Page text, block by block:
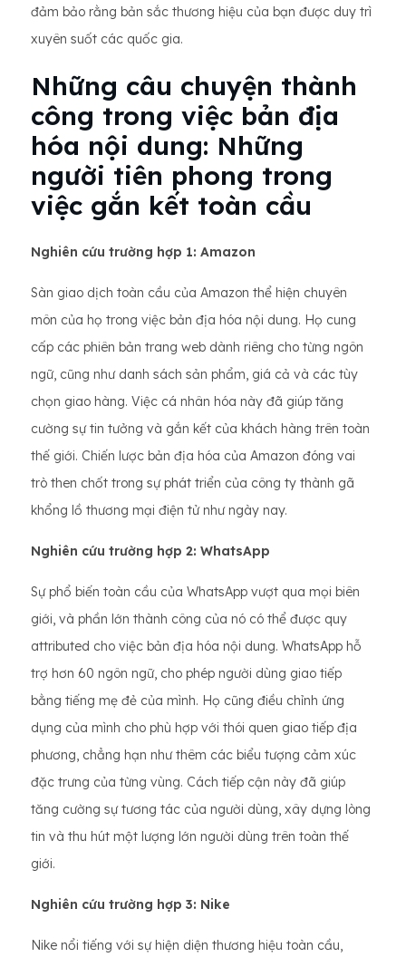
đảm bảo rằng bản sắc thương hiệu của bạn được duy trì
xuyên suốt các quốc gia.
Những câu chuyện thành
công trong việc bản địa
hóa nội dung: Những
người tiên phong trong
việc gắn kết toàn cầu
Nghiên cứu trường hợp 1: Amazon
Sàn giao dịch toàn cầu của Amazon thể hiện chuyên
môn của họ trong việc bản địa hóa nội dung. Họ cung
cấp các phiên bản trang web dành riêng cho từng ngôn
ngữ, cũng như danh sách sản phẩm, giá cả và các tùy
chọn giao hàng. Việc cá nhân hóa này đã giúp tăng
cường sự tin tưởng và gắn kết của khách hàng trên toàn
thế giới. Chiến lược bản địa hóa của Amazon đóng vai
trò then chốt trong sự phát triển của công ty thành gã
khổng lồ thương mại điện tử như ngày nay.
Nghiên cứu trường hợp 2: WhatsApp
Sự phổ biến toàn cầu của WhatsApp vượt qua mọi biên
giới, và phần lớn thành công của nó có thể được quy
attributed cho việc bản địa hóa nội dung. WhatsApp hỗ
trợ hơn 60 ngôn ngữ, cho phép người dùng giao tiếp
bằng tiếng mẹ đẻ của mình. Họ cũng điều chỉnh ứng
dụng của mình cho phù hợp với thói quen giao tiếp địa
phương, chẳng hạn như thêm các biểu tượng cảm xúc
đặc trưng của từng vùng. Cách tiếp cận này đã giúp
tăng cường sự tương tác của người dùng, xây dựng lòng
tin và thu hút một lượng lớn người dùng trên toàn thế
giới.
Nghiên cứu trường hợp 3: Nike
Nike nổi tiếng với sự hiện diện thương hiệu toàn cầu,